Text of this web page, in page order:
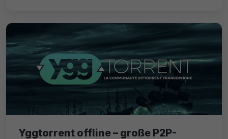
Yggtorrent offline – große P2P-